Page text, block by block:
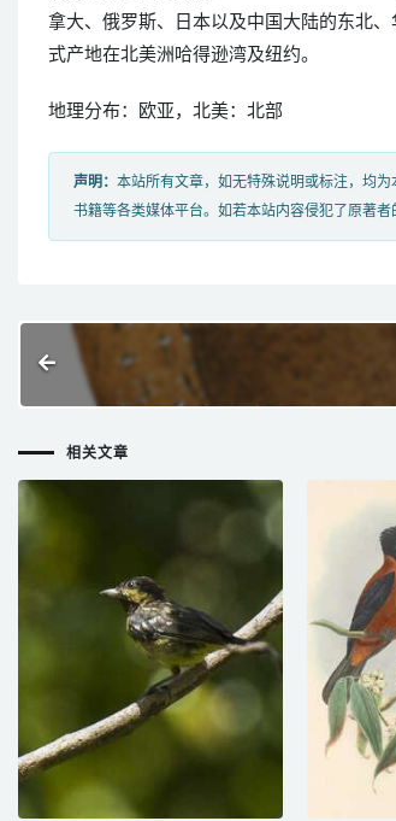
拿大、俄罗斯、日本以及中国大陆的东北
式产地在北美洲哈得逊湾及纽约。
地理分布：欧亚，北美：北部
声明： 本站所有文章，如无特殊说明或标注，均
书籍等各类媒体平台。如若本站内容侵犯了原著者
相关文章